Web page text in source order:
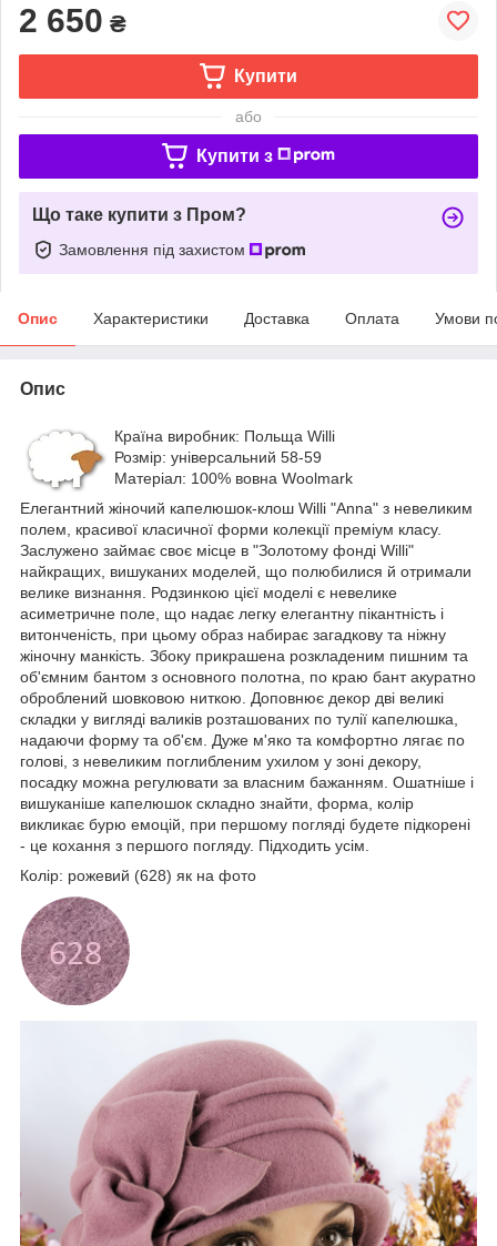
2 650 ₴
Купити
або
Купити з
Що таке купити з Пром?
Замовлення під захистом
Опис Характеристики Доставка Оплата Умови
Опис
Країна виробник: Польща Willi
Розмір: універсальний 58-59
Матеріал: 100% вовна Woolmark
Елегантний жіночий капелюшок-клош Willi "Anna" з невеликим
полем, красивої класичної форми колекції преміум класу.
Заслужено займає своє місце в "Золотому фонді Willi"
найкращих, вишуканих моделей, що полюбилися й отримали
велике визнання. Родзинкою цієї моделі є невелике
асиметричне поле, що надає легку елегантну пікантність і
витонченість, при цьому образ набирає загадкову та ніжну
жіночну манкість. Збоку прикрашена розкладеним пишним та
об'ємним бантом з основного полотна, по краю бант акуратно
оброблений шовковою ниткою. Доповнює декор дві великі
складки у вигляді валиків розташованих по тулії капелюшка,
надаючи форму та об'єм. Дуже м'яко та комфортно лягає по
голові, з невеликим поглибленим ухилом у зоні декору,
посадку можна регулювати за власним бажанням. Ошатніше і
вишуканіше капелюшок складно знайти, форма, колір
викликає бурю емоцій, при першому погляді будете підкорені
- це кохання з першого погляду. Підходить усім.
Колір: рожевий (628) як на фото